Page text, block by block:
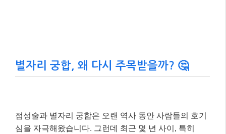
별자리 궁합, 왜 다시 주목받을까? 🤔
점성술과 별자리 궁합은 오랜 역사 동안 사람들의 호기
심을 자극해왔습니다. 그런데 최근 몇 년 사이, 특히